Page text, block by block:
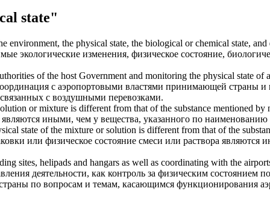
state"
environment, the physical state, the biological or chemical state,
экологические изменения, физическое состояние,
of the host Government and monitoring the physical state of
с аэропортовыми властями принимающей страны и
с воздушными перевозками.
or mixture is different from that of the substance mentioned by
являются иными, чем у вещества, указанного по
state of the mixture or solution is different from that of the
или физическое состояние смеси или раствора являются
sites, helipads and hangars as well as coordinating with the
деятельности, как контроль за физическим состоянием
по вопросам и темам, касающимся функционирования